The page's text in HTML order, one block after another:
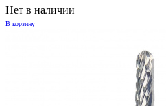
Нет в наличии
В корзину